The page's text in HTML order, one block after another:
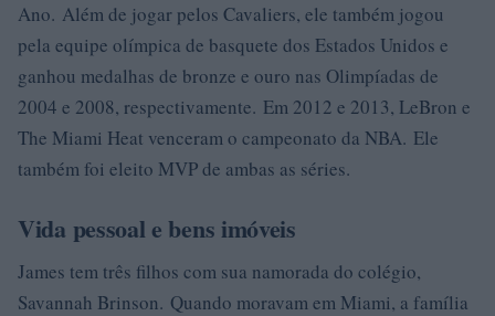
Ano. Além de jogar pelos Cavaliers, ele também jogou
pela equipe olímpica de basquete dos Estados Unidos e
ganhou medalhas de bronze e ouro nas Olimpíadas de
2004 e 2008, respectivamente. Em 2012 e 2013, LeBron e
The Miami Heat venceram o campeonato da NBA. Ele
também foi eleito MVP de ambas as séries.
Vida pessoal e bens imóveis
James tem três filhos com sua namorada do colégio,
Savannah Brinson. Quando moravam em Miami, a família